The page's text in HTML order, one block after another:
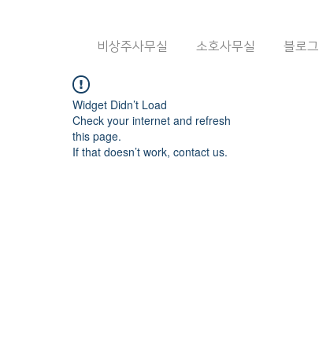
비상주사무실 소호사무실 블로그
Widget Didn’t Load
Check your internet and refresh
this page.
If that doesn’t work, contact us.